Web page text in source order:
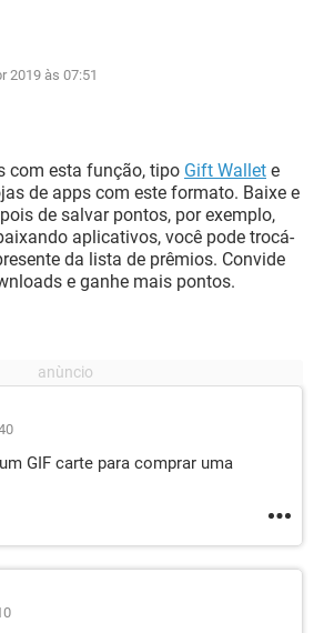
2019 às 07:51
com esta função, tipo Gift Wallet e
de apps com este formato. Baixe e
de salvar pontos, por exemplo,
aplicativos, você pode trocá-
da lista de prêmios. Convide
e ganhe mais pontos.
GIF carte para comprar uma